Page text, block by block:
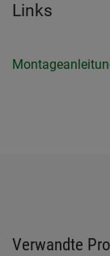
Links
Verwandte